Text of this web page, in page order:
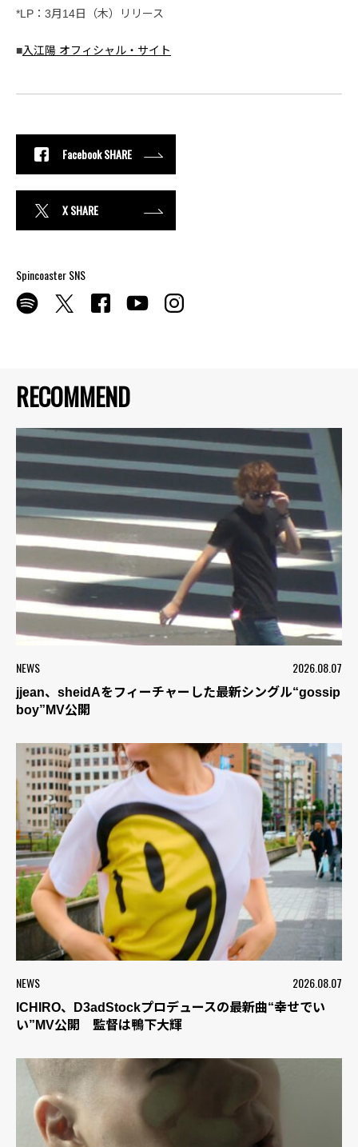
RECOMMEND
NEWS 2026.08.07
jjean、sheidAをフィーチャーした最新シングル“gossip
boy”MV公開
NEWS 2026.08.07
ICHIRO、D3adStockプロデュースの最新曲“幸せでい
い”MV公開 監督は鴨下大輝
*LP：3月14日（木）リリース
■入江陽 オフィシャル・サイト
Facebook SHARE
X SHARE
Spincoaster SNS